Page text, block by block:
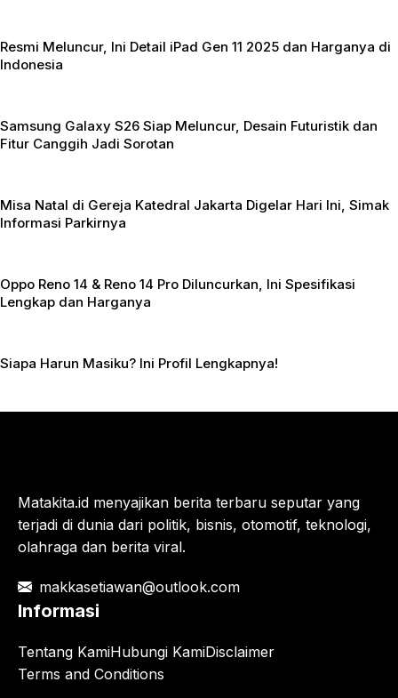
p
Resmi Meluncur, Ini Detail iPad Gen 11 2025 dan Harganya di
Indonesia
Samsung Galaxy S26 Siap Meluncur, Desain Futuristik dan
Fitur Canggih Jadi Sorotan
Misa Natal di Gereja Katedral Jakarta Digelar Hari Ini, Simak
Informasi Parkirnya
Oppo Reno 14 & Reno 14 Pro Diluncurkan, Ini Spesifikasi
Lengkap dan Harganya
Siapa Harun Masiku? Ini Profil Lengkapnya!
Matakita.id menyajikan berita terbaru seputar yang
terjadi di dunia dari politik, bisnis, otomotif, teknologi,
olahraga dan berita viral.
makkasetiawan@outlook.com
Informasi
Tentang KamiHubungi KamiDisclaimer
Terms and Conditions